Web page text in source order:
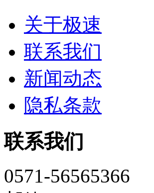
关于极速
联系我们
新闻动态
隐私条款
联系我们
0571-56565366